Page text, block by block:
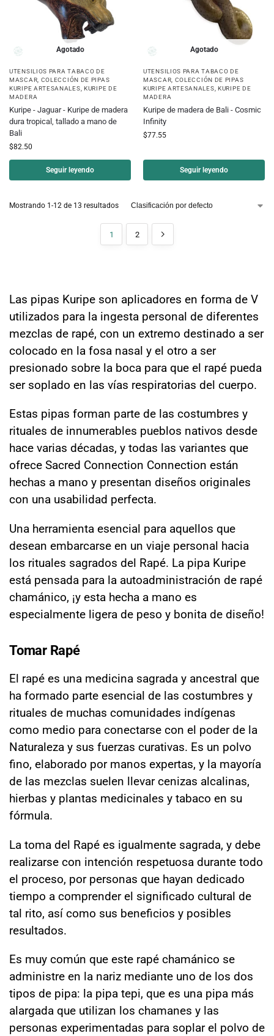
Agotado
UTENSILIOS PARA TABACO DE
MASCAR COLECCIÓN DE PIPAS
KURIPE ARTESANALES ,KURIPE DE
MADERA
Kuripe - Jaguar - Kuripe de madera
dura tropical, tallado a mano de
Bali
$82.50
Seguir leyendo
Agotado
UTENSILIOS PARA TABACO DE
MASCAR COLECCIÓN DE PIPAS
KURIPE ARTESANALES ,KURIPE DE
MADERA
Kuripe de madera de Bali - Cosmic
Infinity
$77.55
Seguir leyendo
Mostrando 1-12 de 13 resultados
1 2
Las pipas Kuripe son aplicadores en forma de V
utilizados para la ingesta personal de diferentes
mezclas de rapé, con un extremo destinado a ser
colocado en la fosa nasal y el otro a ser
presionado sobre la boca para que el rapé pueda
ser soplado en las vías respiratorias del cuerpo.
Estas pipas forman parte de las costumbres y
rituales de innumerables pueblos nativos desde
hace varias décadas, y todas las variantes que
ofrece Sacred Connection Connection están
hechas a mano y presentan diseños originales
con una usabilidad perfecta.
Una herramienta esencial para aquellos que
desean embarcarse en un viaje personal hacia
los rituales sagrados del Rapé. La pipa Kuripe
está pensada para la autoadministración de rapé
chamánico, ¡y esta hecha a mano es
especialmente ligera de peso y bonita de diseño!
Tomar Rapé
El rapé es una medicina sagrada y ancestral que
ha formado parte esencial de las costumbres y
rituales de muchas comunidades indígenas
como medio para conectarse con el poder de la
Naturaleza y sus fuerzas curativas. Es un polvo
fino, elaborado por manos expertas, y la mayoría
de las mezclas suelen llevar cenizas alcalinas,
hierbas y plantas medicinales y tabaco en su
fórmula.
La toma del Rapé es igualmente sagrada, y debe
realizarse con intención respetuosa durante todo
el proceso, por personas que hayan dedicado
tiempo a comprender el significado cultural de
tal rito, así como sus beneficios y posibles
resultados.
Es muy común que este rapé chamánico se
administre en la nariz mediante uno de los dos
tipos de pipa: la pipa tepi, que es una pipa más
alargada que utilizan los chamanes y las
personas experimentadas para soplar el polvo de